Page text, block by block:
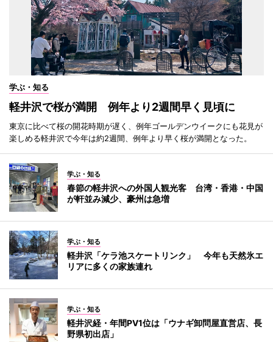
学ぶ・知る
軽井沢で桜が満開 例年より2週間早く見頃に
東京に比べて桜の開花時期が遅く、例年ゴールデンウイークにも花見が
楽しめる軽井沢で今年は約2週間、例年より早く桜が満開となった。
学ぶ・知る
春節の軽井沢への外国人観光客 台湾・香港・中国
が軒並み減少、豪州は急増
学ぶ・知る
軽井沢「ケラ池スケートリンク」 今年も天然氷エ
リアに多くの家族連れ
学ぶ・知る
軽井沢経・年間PV1位は「ウナギ卸問屋直営店、長
野県初出店」